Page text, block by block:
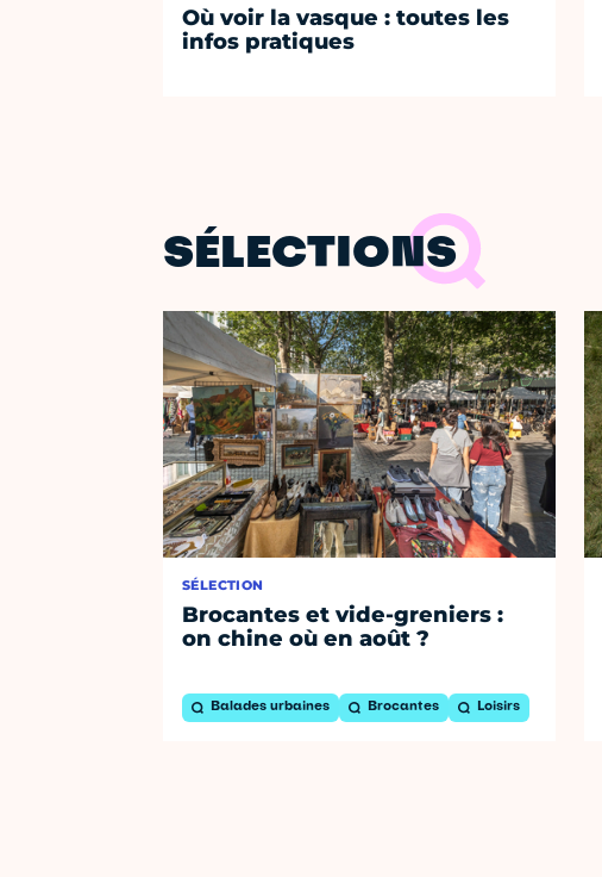
Où voir la vasque : toutes les
infos pratiques
SÉLECTIONS
SÉLECTION
Brocantes et vide-greniers :
on chine où en août ?
Balades urbaines Brocantes Loisirs